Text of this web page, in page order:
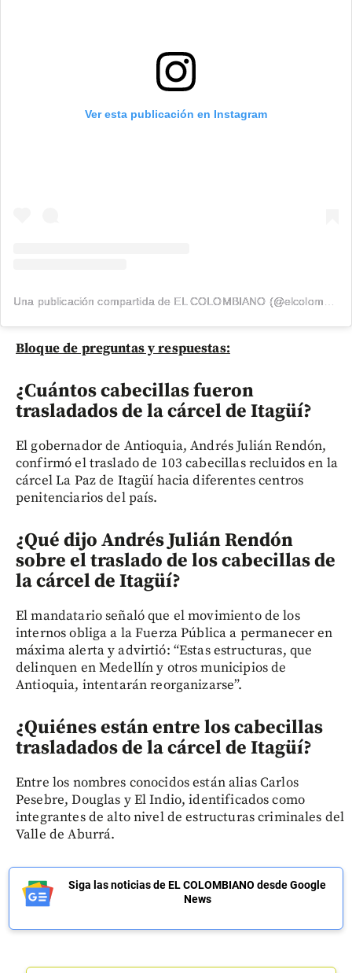
Ver esta publicación en Instagram
Bloque de preguntas y respuestas:
¿Cuántos cabecillas fueron
trasladados de la cárcel de Itagüí?
El gobernador de Antioquia, Andrés Julián Rendón,
confirmó el traslado de 103 cabecillas recluidos en la
cárcel La Paz de Itagüí hacia diferentes centros
penitenciarios del país.
¿Qué dijo Andrés Julián Rendón
sobre el traslado de los cabecillas de
la cárcel de Itagüí?
El mandatario señaló que el movimiento de los
internos obliga a la Fuerza Pública a permanecer en
máxima alerta y advirtió: “Estas estructuras, que
delinquen en Medellín y otros municipios de
Antioquia, intentarán reorganizarse”.
¿Quiénes están entre los cabecillas
trasladados de la cárcel de Itagüí?
Entre los nombres conocidos están alias Carlos
Pesebre, Douglas y El Indio, identificados como
integrantes de alto nivel de estructuras criminales del
Valle de Aburrá.
Siga las noticias de EL COLOMBIANO desde Google
News